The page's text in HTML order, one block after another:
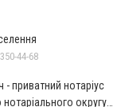
44-68
- приватний нотаріус
округу